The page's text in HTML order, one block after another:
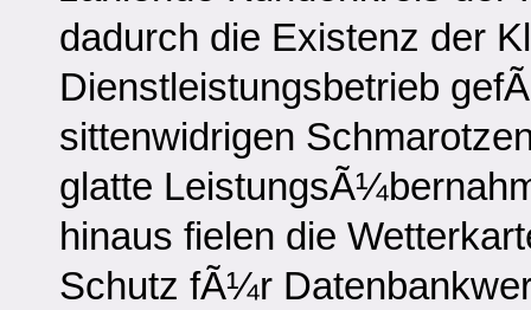
dadurch die Existenz der
Dienstleistungsbetrieb
sittenwidrigen
glatte
hinaus fielen die
Schutz fÃ¼r